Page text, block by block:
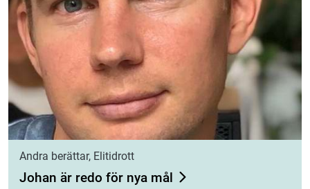
Andra berättar, Elitidrott
Johan är redo för nya mål